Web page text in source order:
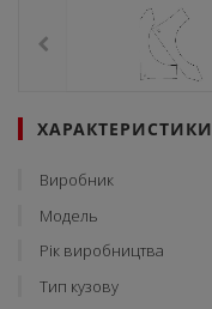
ХАРАКТЕРИСТИКИ
Виробник
Модель
Рік виробництва
Тип кузову